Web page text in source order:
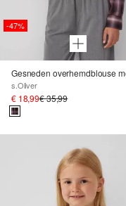
-47%
s.Oliver
€ 18,99€ 35,99